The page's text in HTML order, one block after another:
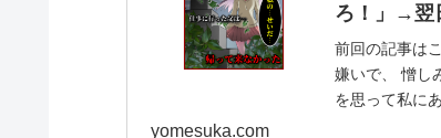
ろ！」→翌
前回の記事は
嫌いで、 憎し
を思って私に
yomesuka.com